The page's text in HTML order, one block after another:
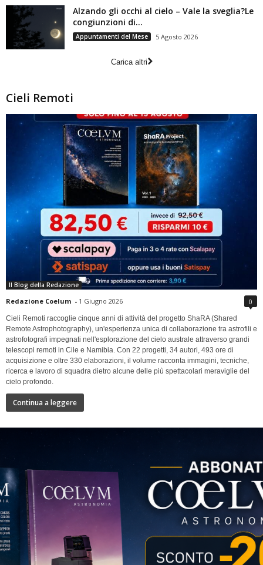
Alzando gli occhi al cielo – Vale la sveglia?Le
congiunzioni di...
Appuntamenti del Mese 5 Agosto 2026
Carica altri
Cieli Remoti
Il Blog della Redazione
Redazione Coelum - 1 Giugno 2026 0
Cieli Remoti raccoglie cinque anni di attività del progetto ShaRA (Shared
Remote Astrophotography), un'esperienza unica di collaborazione tra astrofili e
astrofotografi impegnati nell'esplorazione del cielo australe attraverso grandi
telescopi remoti in Cile e Namibia. Con 22 progetti, 34 autori, 493 ore di
acquisizione e oltre 330 elaborazioni, il volume racconta immagini, tecniche,
ricerca e lavoro di squadra dietro alcune delle più spettacolari meraviglie del
cielo profondo.
Continua a leggere